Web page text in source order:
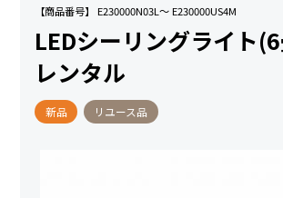
【商品番号】 E230000N03L～ E230000US4M
LEDシーリングライト
レンタル
新品 リユース品